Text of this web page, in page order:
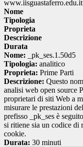
www.iisguastaferro.edu.it
Nome
Tipologia
Proprieta
Descrizione
Durata
Nome: _pk_ses.1.50d5
Tipologia: analitico
Proprieta: Prime Parti
Descrizione: Questo
analisi web open source
proprietari di siti Web a
misurare le prestazioni
prefisso _pk_ses è
si ritiene sia un codice di
cookie.
Durata: 30 minuti